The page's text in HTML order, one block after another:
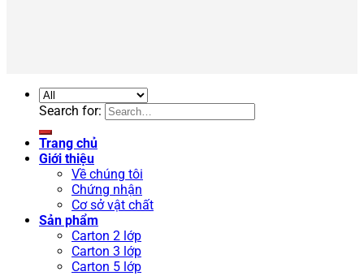
Search for:
Trang chủ
Giới thiệu
Về chúng tôi
Chứng nhận
Cơ sở vật chất
Sản phẩm
Carton 2 lớp
Carton 3 lớp
Carton 5 lớp